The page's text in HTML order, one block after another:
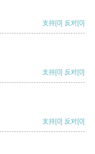
支持[0] 反对[0]
支持[0] 反对[0]
支持[0] 反对[0]